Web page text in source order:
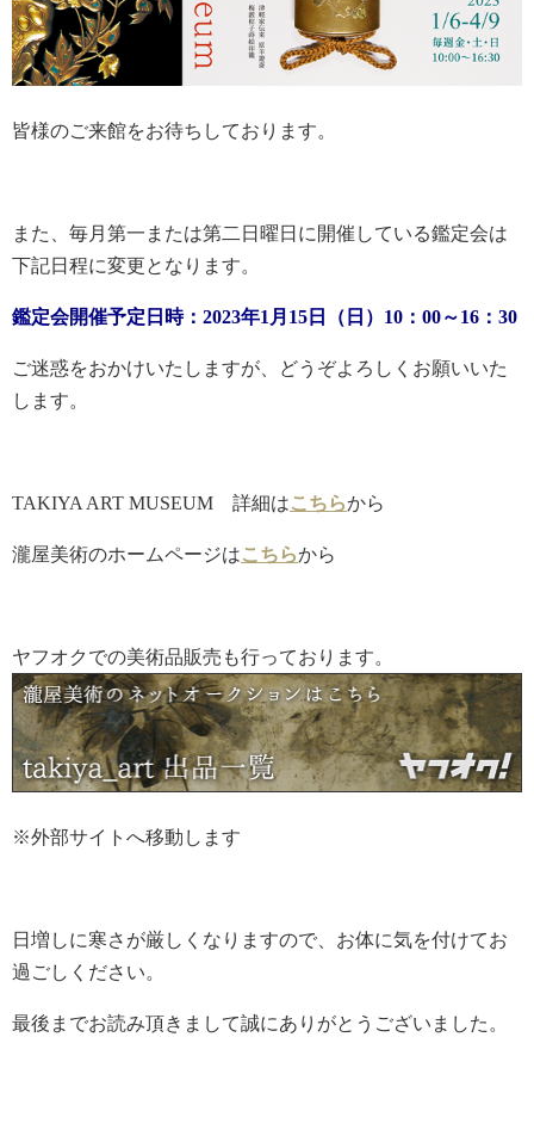
皆様のご来館をお待ちしております。
また、毎月第一または第二日曜日に開催している鑑定会は
下記日程に変更となります。
鑑定会開催予定日時：2023年1月15日（日）10：00～16：30
ご迷惑をおかけいたしますが、どうぞよろしくお願いいた
します。
TAKIYA ART MUSEUM 詳細はこちらから
瀧屋美術のホームページはこちらから
ヤフオクでの美術品販売も行っております。
※外部サイトへ移動します
日増しに寒さが厳しくなりますので、お体に気を付けてお
過ごしください。
最後までお読み頂きまして誠にありがとうございました。